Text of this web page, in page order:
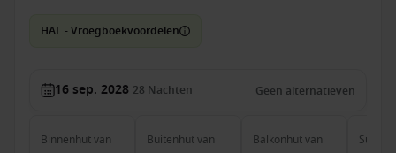
HAL - Vroegboekvoordelen
16 sep. 2028 28 Nachten Geen alternatieven
Binnenhutvan Buitenhutvan Balkonhutvan Suite